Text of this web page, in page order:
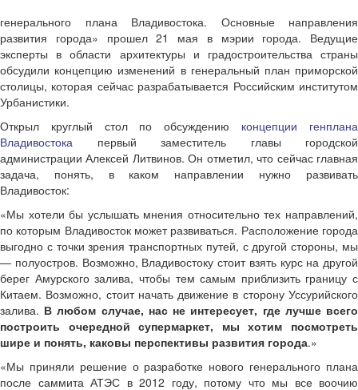
генерального плана Владивостока. Основные направления
развития города» прошел 21 мая в мэрии города. Ведущие
эксперты в области архитектуры и градостроительства страны
обсудили концепцию изменений в генеральный план приморской
столицы, которая сейчас разрабатывается Российским институтом
Урбанистики.
Открыл круглый стол по обсуждению концепции генплана
Владивостока первый заместитель главы городской
администрации Алексей Литвинов. Он отметил, что сейчас главная
задача, понять, в каком направлении нужно развивать
Владивосток:
«Мы хотели бы услышать мнения относительно тех направлений,
по которым Владивосток может развиваться. Расположение города
выгодно с точки зрения транспортных путей, с другой стороны, мы
— полуостров. Возможно, Владивостоку стоит взять курс на другой
берег Амурского залива, чтобы тем самым приблизить границу с
Китаем. Возможно, стоит начать движение в сторону Уссурийского
залива. В любом случае, нас не интересует, где лучше всего
построить очередной супермаркет, мы хотим посмотреть
шире и понять, каковы перспективы развития города.»
«Мы приняли решение о разработке нового генерального плана
после саммита АТЭС в 2012 году, потому что мы все воочию